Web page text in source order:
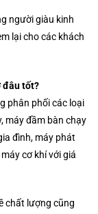
người giàu kinh
lại cho các khách
đâu tốt?
phân phối các loại
máy đầm bàn chạy
đình, máy phát
cơ khí với giá
chất lượng cũng